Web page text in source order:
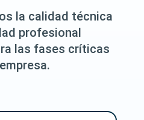
la calidad técnica
profesional
las fases críticas